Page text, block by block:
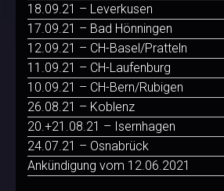
18.09.21 – Leverkusen
17.09.21 – Bad Hönningen
12.09.21 – CH-Basel/Pratteln
11.09.21 – CH-Laufenburg
10.09.21 – CH-Bern/Rubigen
26.08.21 – Koblenz
20.+21.08.21 – Isernhagen
24.07.21 – Osnabrück
Ankündigung vom 12.06.2021